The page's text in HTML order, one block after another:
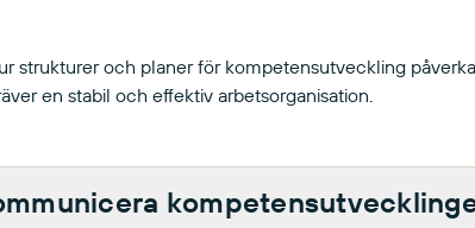
strukturer och planer för kompetensutveckling
en stabil och effektiv arbetsorganisation.